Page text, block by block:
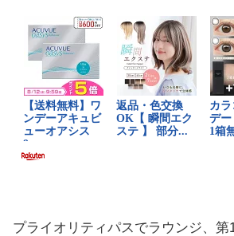
プライオリティパスでラウンジ、第